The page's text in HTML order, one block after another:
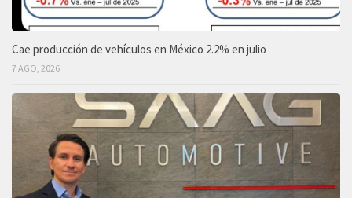
Cae producción de vehículos en México 2.2% en julio
7 AGO, 2026